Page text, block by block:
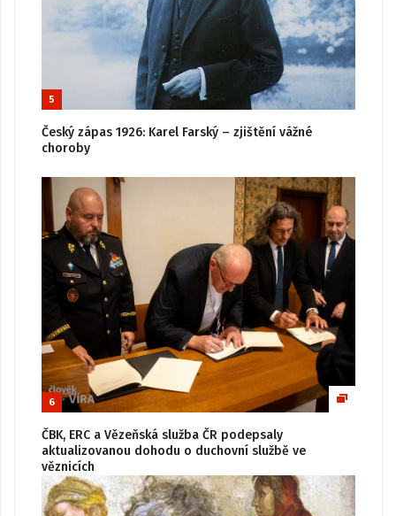
5
Český zápas 1926: Karel Farský – zjištění vážné
choroby
6
ČBK, ERC a Vězeňská služba ČR podepsaly
aktualizovanou dohodu o duchovní službě ve
věznicích